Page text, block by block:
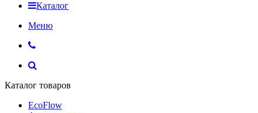
Каталог
Меню
Каталог товаров
EcoFlow